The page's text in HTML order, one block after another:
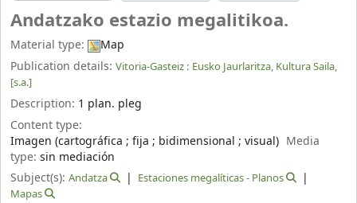
Andatzako estazio megalitikoa.
Material type:
Map
Publication details: Vitoria-Gasteiz : Eusko Jaurlaritza, Kultura Saila,
[s.a.]
Description: 1 plan. pleg
Content type:
Imagen (cartográfica ; fija ; bidimensional ; visual) Media
type: sin mediación
Subject(s): Andatza
Estaciones megalíticas - Planos
Mapas